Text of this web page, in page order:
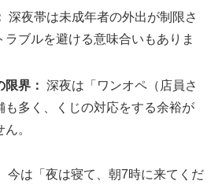
深夜帯は未成年者の外出が制限さ
ラブルを避ける意味合いもありま
界： 深夜は「ワンオペ（店員さ
も多く、くじの対応をする余裕が
。
今は「夜は寝て、朝7時に来てくだ